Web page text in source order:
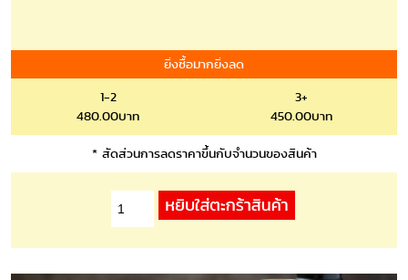
ยิ่งซื้อมากยิ่งลด
1-2
480.00บาท
3+
450.00บาท
* สัดส่วนการลดราคาขึ้นกับจำนวนของสินค้า